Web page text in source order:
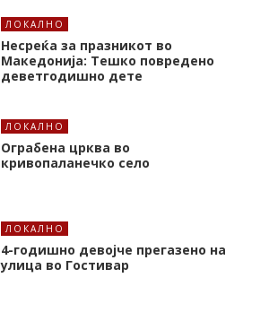
ЛОКАЛНО
Несреќа за празникот во
Македонија: Тешко повредено
деветгодишно дете
ЛОКАЛНО
Ограбена црква во
кривопаланечко село
ЛОКАЛНО
4-годишно девојче прегазено на
улица во Гостивар